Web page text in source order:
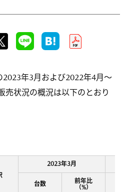
2023年3月および2022年4月～
売状況の概況は以下のとおり
2023年3月
台数
前年比
（%）